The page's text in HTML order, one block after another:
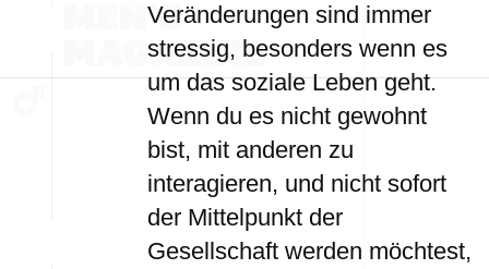
Veränderungen sind immer
stressig, besonders wenn es
um das soziale Leben geht.
Wenn du es nicht gewohnt
bist, mit anderen zu
interagieren, und nicht sofort
der Mittelpunkt der
Gesellschaft werden möchtest,